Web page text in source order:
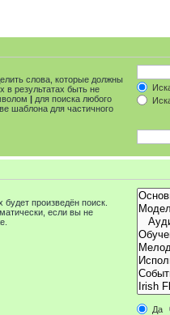
слова, которые должны
в результатах быть не
| для поиска любого
шаблона для частичного
произведён поиск.
если вы не
Да